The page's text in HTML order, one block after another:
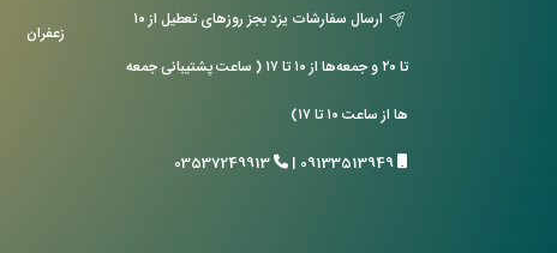
ارسال سفارشات یزد بجز روزهای تعطیل از ۱۰
تا ۲۰ و جمعه‌ها از ۱۰ تا ۱۷ ( ساعت پشتیبانی جمعه
ها از ساعت ۱۰ تا ۱۷)
09133513949
03537249913
زعفران